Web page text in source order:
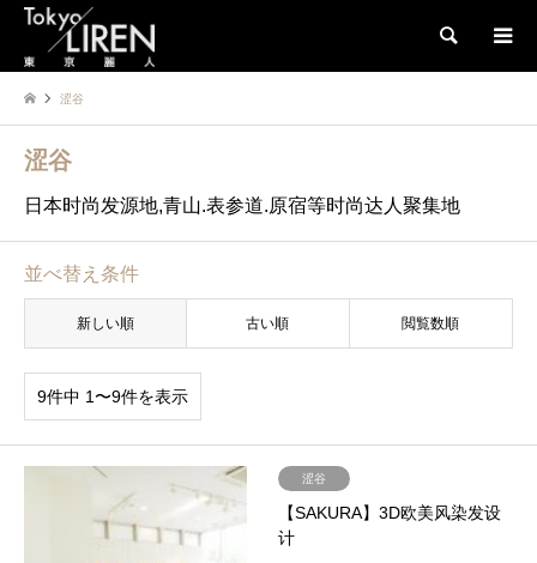
検索
涩谷
涩谷
日本时尚发源地,青山.表参道.原宿等时尚达人聚集地
並べ替え条件
新しい順 古い順 閲覧数順
9件中 1〜9件を表示
涩谷
【SAKURA】3D欧美风染发设
计